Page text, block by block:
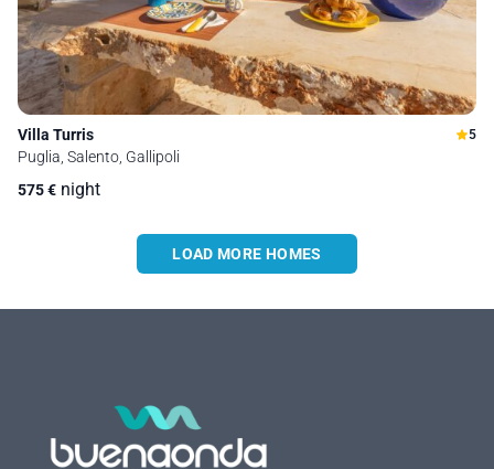
Villa Turris 5
Puglia, Salento, Gallipoli
575€ night
LOAD MORE HOMES